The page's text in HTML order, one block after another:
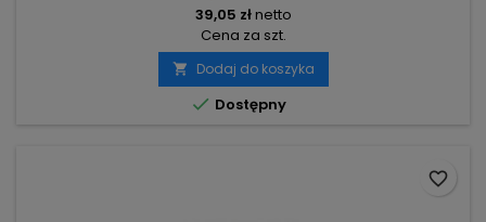
39,05 złnetto
Cena za szt.
 Dodaj do koszyka
 Dostępny
favorite_border